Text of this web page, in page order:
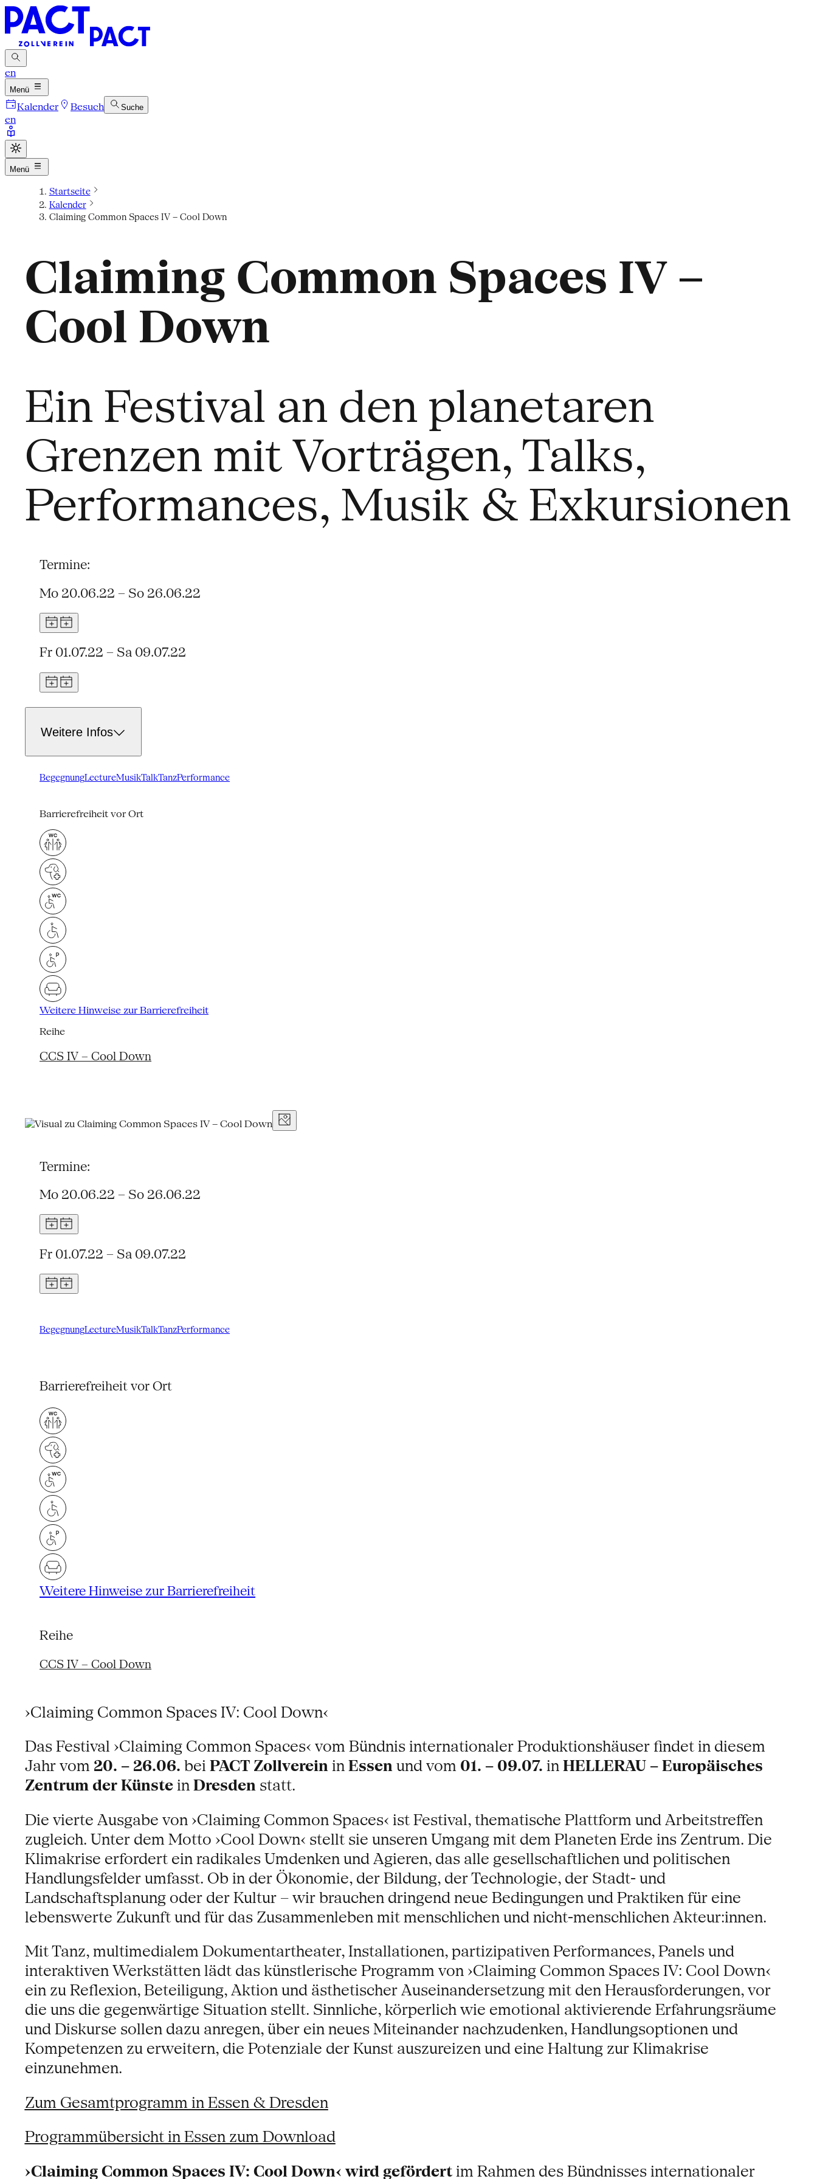
en
Menü
Kalender Besuch Suche
en
Menü
Startseite
Kalender
Claiming Common Spaces IV – Cool Down
Claiming Common Spaces IV –
Cool Down
Ein Festival an den planetaren
Grenzen mit Vorträgen, Talks,
Performances, Musik & Exkursionen
Termine:
Mo 20.06.22 – So 26.06.22
Fr 01.07.22 – Sa 09.07.22
Weitere Infos
BegegnungLectureMusikTalkTanzPerformance
Barrierefreiheit vor Ort
Weitere Hinweise zur Barrierefreiheit
Reihe
CCS IV – Cool Down
Termine:
Mo 20.06.22 – So 26.06.22
Fr 01.07.22 – Sa 09.07.22
BegegnungLectureMusikTalkTanzPerformance
Barrierefreiheit vor Ort
Weitere Hinweise zur Barrierefreiheit
Reihe
CCS IV – Cool Down
›Claiming Common Spaces IV: Cool Down‹
Das Festival ›Claiming Common Spaces‹ vom Bündnis internationaler Produktionshäuser findet in diesem
Jahr vom 20. – 26.06. bei PACT Zollvereinin Essenund vom 01. – 09.07. in HELLERAU – Europäisches
Zentrum der Künstein Dresdenstatt.
Die vierte Ausgabe von ›Claiming Common Spaces‹ ist Festival, thematische Plattform und Arbeitstreffen
zugleich. Unter dem Motto ›Cool Down‹ stellt sie unseren Umgang mit dem Planeten Erde ins Zentrum. Die
Klimakrise erfordert ein radikales Umdenken und Agieren, das alle gesellschaftlichen und politischen
Handlungsfelder umfasst. Ob in der Ökonomie, der Bildung, der Technologie, der Stadt- und
Landschaftsplanung oder der Kultur – wir brauchen dringend neue Bedingungen und Praktiken für eine
lebenswerte Zukunft und für das Zusammenleben mit menschlichen und nicht-menschlichen Akteur:innen.
Mit Tanz, multimedialem Dokumentartheater, Installationen, partizipativen Performances, Panels und
interaktiven Werkstätten lädt das künstlerische Programm von ›Claiming Common Spaces IV: Cool Down‹
ein zu Reflexion, Beteiligung, Aktion und ästhetischer Auseinandersetzung mit den Herausforderungen, vor
die uns die gegenwärtige Situation stellt. Sinnliche, körperlich wie emotional aktivierende Erfahrungsräume
und Diskurse sollen dazu anregen, über ein neues Miteinander nachzudenken, Handlungsoptionen und
Kompetenzen zu erweitern, die Potenziale der Kunst auszureizen und eine Haltung zur Klimakrise
einzunehmen.
Zum Gesamtprogramm in Essen & Dresden
Programmübersicht in Essen zum Download
›Claiming Common Spaces IV: Cool Down‹ wird gefördertim Rahmen des Bündnisses internationaler